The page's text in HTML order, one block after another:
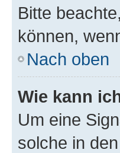
Bitte
können,
Nach oben
Wie kann
Um eine
solche in